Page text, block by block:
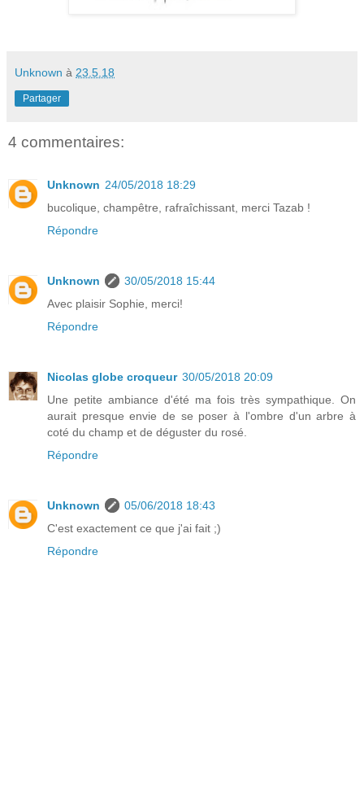
Unknown à 23.5.18
Partager
4 commentaires:
Unknown 24/05/2018 18:29
bucolique, champêtre, rafraîchissant, merci Tazab !
Répondre
Unknown
30/05/2018 15:44
Avec plaisir Sophie, merci!
Répondre
Nicolas globe croqueur 30/05/2018 20:09
Une petite ambiance d'été ma fois très sympathique. On
aurait presque envie de se poser à l'ombre d'un arbre à
coté du champ et de déguster du rosé.
Répondre
Unknown
05/06/2018 18:43
C'est exactement ce que j'ai fait ;)
Répondre